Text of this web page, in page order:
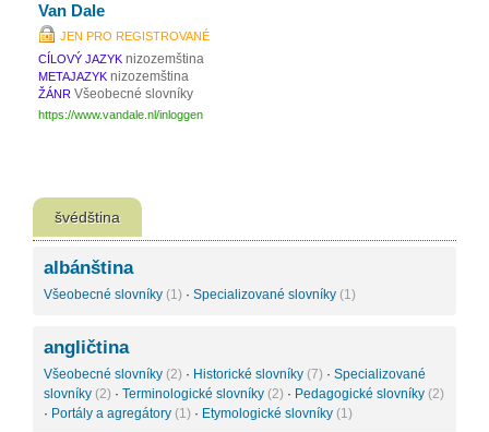
Van Dale
JEN PRO REGISTROVANÉ
CÍLOVÝ JAZYK nizozemština
METAJAZYK nizozemština
ŽÁNR Všeobecné slovníky
https://www.vandale.nl/inloggen
švédština
albánština
Všeobecné slovníky (1) · Specializované slovníky (1)
angličtina
Všeobecné slovníky (2) · Historické slovníky (7) · Specializované
slovníky (2) · Terminologické slovníky (2) · Pedagogické slovníky (2)
· Portály a agregátory (1) · Etymologické slovníky (1)